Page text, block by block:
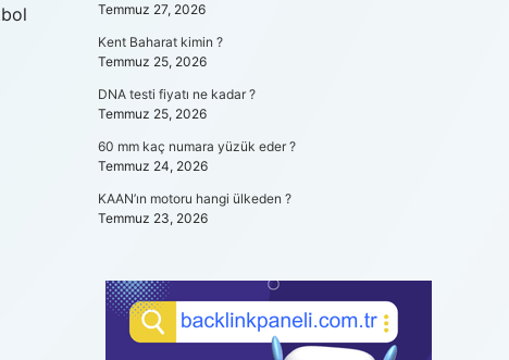
Temmuz 27, 2026
Kent Baharat kimin ?
Temmuz 25, 2026
DNA testi fiyatı ne kadar ?
Temmuz 25, 2026
60 mm kaç numara yüzük eder ?
Temmuz 24, 2026
KAAN’ın motoru hangi ülkeden ?
Temmuz 23, 2026